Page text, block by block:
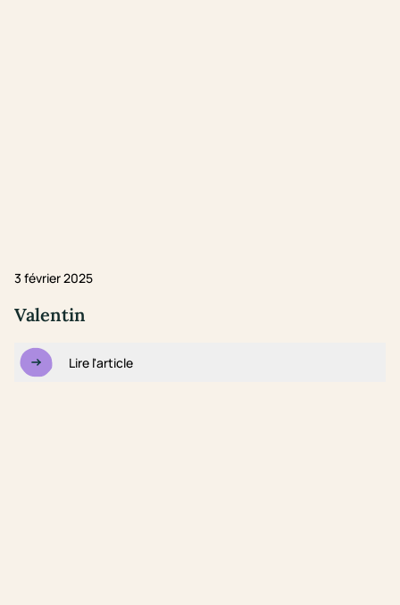
3 février 2025
Valentin
Lire l'article